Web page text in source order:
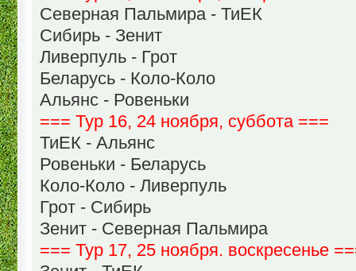
Северная Пальмира - ТиЕК
Сибирь - Зенит
Ливерпуль - Грот
Беларусь - Коло-Коло
Альянс - Ровеньки
=== Тур 16, 24 ноября, суббота ===
ТиЕК - Альянс
Ровеньки - Беларусь
Коло-Коло - Ливерпуль
Грот - Сибирь
Зенит - Северная Пальмира
=== Тур 17, 25 ноября. воскресенье